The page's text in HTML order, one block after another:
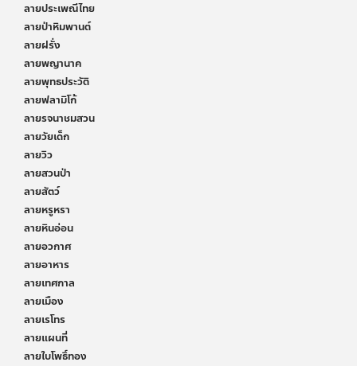
ลายประเพณีไทย
ลายป่าหิมพานต์
ลายฝรั่ง
ลายพญานาค
ลายพุทธประวัติ
ลายฟลามิโก้
ลายรจนาชมสวน
ลายวัยเด็ก
ลายวิว
ลายสวนป่า
ลายสัตว์
ลายหรูหรา
ลายหินอ่อน
ลายอวกาศ
ลายอาหาร
ลายเทศกาล
ลายเมือง
ลายเรโทร
ลายแผนที่
ลายใบโพธิ์ทอง